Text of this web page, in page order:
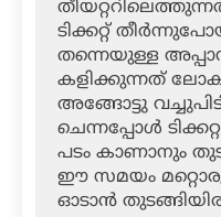
ടിക്കറ്റ്
തന്നെയുള്ള
കളിക്കുന്നത് ലോക
അങ്ങോട്ടു
ചെന്നപ്പോള്‍
പടം കാണാനും
ഈ സമയം മറ്റൊരു
ഓടാന്‍